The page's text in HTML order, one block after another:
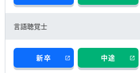
言語聴覚士
新卒 中途